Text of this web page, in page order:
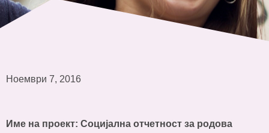
Ноември 7, 2016
Име на проект: Социјална отчетност за родова